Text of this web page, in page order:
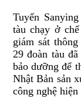
Tuyến
tàu chạy ở
giám sát
29 đoàn tàu
bảo dưỡng để
Nhật Bản sản
công nghệ hiện